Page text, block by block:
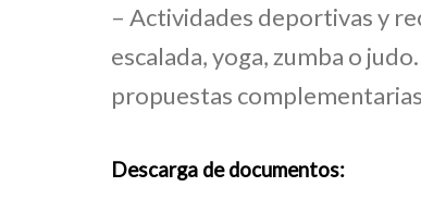
– Actividades deportivas y
escalada, yoga, zumba o
propuestas
Descarga de documentos: